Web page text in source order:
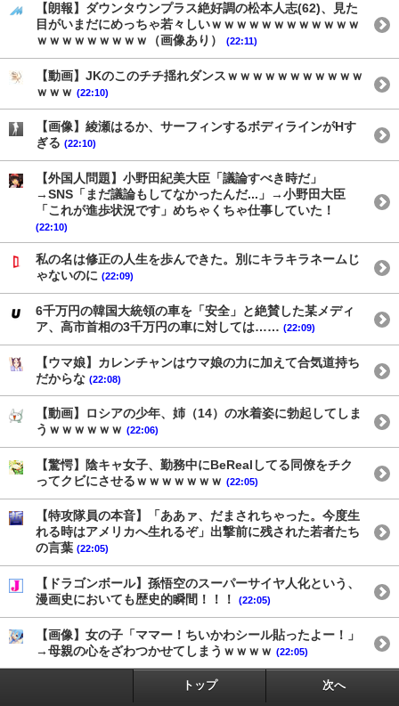
【朗報】ダウンタウンプラス絶好調の松本人志(62)、見た
目がいまだにめっちゃ若々しいｗｗｗｗｗｗｗｗｗｗｗｗ
ｗｗｗｗｗｗｗｗｗ（画像あり）
(22:11)
【動画】JKのこのチチ揺れダンスｗｗｗｗｗｗｗｗｗｗｗ
ｗｗｗ (22:10)
【画像】綾瀬はるか、サーフィンするボディラインがHす
ぎる (22:10)
【外国人問題】小野田紀美大臣「議論すべき時だ」
→SNS「まだ議論もしてなかったんだ...」→小野田大臣
「これが進歩状況です」めちゃくちゃ仕事していた！
(22:10)
私の名は修正の人生を歩んできた。別にキラキラネームじ
ゃないのに (22:09)
6千万円の韓国大統領の車を「安全」と絶賛した某メディ
ア、高市首相の3千万円の車に対しては…… (22:09)
【ウマ娘】カレンチャンはウマ娘の力に加えて合気道持ち
だからな (22:08)
【動画】ロシアの少年、姉（14）の水着姿に勃起してしま
うｗｗｗｗｗｗ (22:06)
【驚愕】陰キャ女子、勤務中にBeRealしてる同僚をチク
ってクビにさせるｗｗｗｗｗｗｗ (22:05)
【特攻隊員の本音】「ああァ、だまされちゃった。今度生
れる時はアメリカへ生れるぞ」出撃前に残された若者たち
の言葉 (22:05)
【ドラゴンボール】孫悟空のスーパーサイヤ人化という、
漫画史においても歴史的瞬間！！！
(22:05)
【画像】女の子「ママー！ちいかわシール貼ったよー！」
→母親の心をざわつかせてしまうｗｗｗｗ (22:05)
トップ 次へ